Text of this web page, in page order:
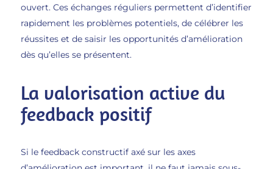
ouvert. Ces échanges réguliers permettent d’identifier
rapidement les problèmes potentiels, de célébrer les
réussites et de saisir les opportunités d’amélioration
dès qu’elles se présentent.
La valorisation active du
feedback positif
Si le feedback constructif axé sur les axes